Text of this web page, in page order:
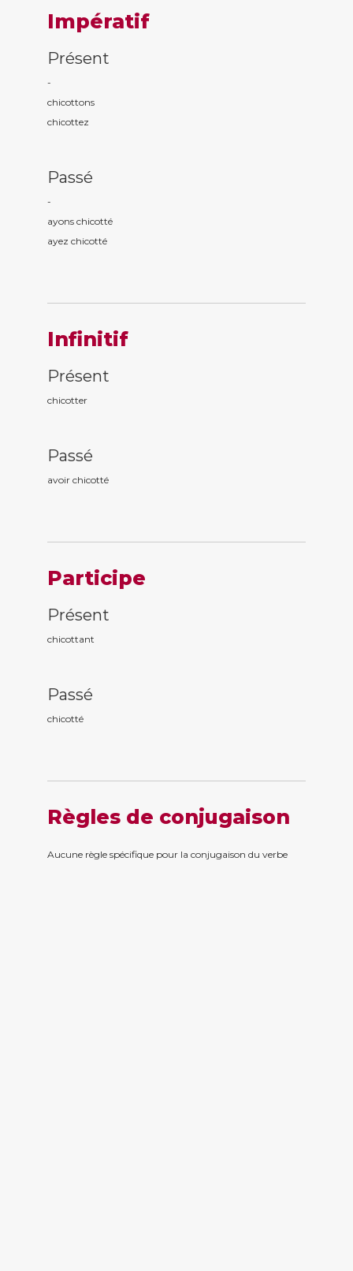
Impératif
Présent
-
chicottons
chicottez
Passé
-
ayons chicotté
ayez chicotté
Infinitif
Présent
chicotter
Passé
avoir chicotté
Participe
Présent
chicottant
Passé
chicotté
Règles de conjugaison
Aucune règle spécifique pour la conjugaison du verbe